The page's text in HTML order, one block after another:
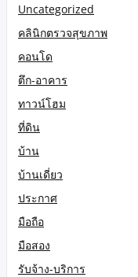
Uncategorized
คลินิกตรวจสุขภาพ
คอนโด
ตึก-อาคาร
ทาวน์โฮม
ที่ดิน
บ้าน
บ้านเดี่ยว
ประกาศ
มือถือ
มือสอง
รับจ้าง-บริการ